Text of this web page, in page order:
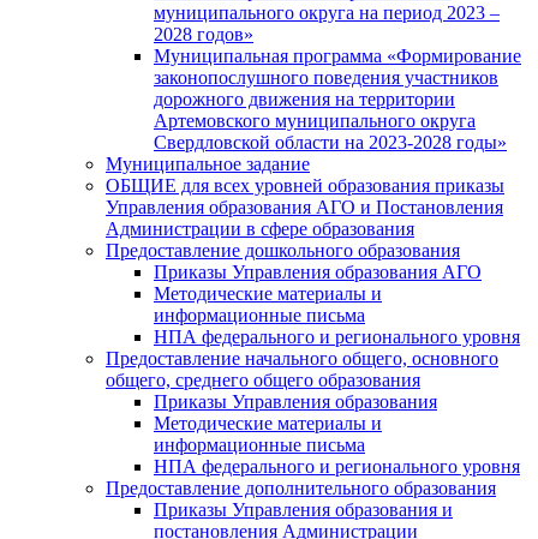
муниципального округа на период 2023 –
2028 годов»
Муниципальная программа «Формирование
законопослушного поведения участников
дорожного движения на территории
Артемовского муниципального округа
Свердловской области на 2023-2028 годы»
Муниципальное задание
ОБЩИЕ для всех уровней образования приказы
Управления образования АГО и Постановления
Администрации в сфере образования
Предоставление дошкольного образования
Приказы Управления образования АГО
Методические материалы и
информационные письма
НПА федерального и регионального уровня
Предоставление начального общего, основного
общего, среднего общего образования
Приказы Управления образования
Методические материалы и
информационные письма
НПА федерального и регионального уровня
Предоставление дополнительного образования
Приказы Управления образования и
постановления Администрации